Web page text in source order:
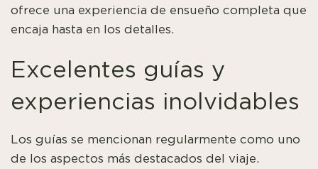
ofrece una experiencia de ensueño completa que
encaja hasta en los detalles.
Excelentes guías y
experiencias inolvidables
Los guías se mencionan regularmente como uno
de los aspectos más destacados del viaje.